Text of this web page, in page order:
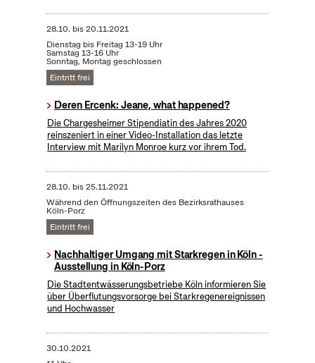
28.10. bis20.11.2021
Dienstag bis Freitag 13-19 Uhr
Samstag 13-16 Uhr
Sonntag, Montag geschlossen
Eintritt frei
Deren Ercenk: Jeane, what happened?
Die Chargesheimer Stipendiatin des Jahres 2020
reinszeniert in einer Video-Installation das letzte
Interview mit Marilyn Monroe kurz vor ihrem Tod.
28.10. bis25.11.2021
Während den Öffnungszeiten des Bezirksrathauses
Köln-Porz
Eintritt frei
Nachhaltiger Umgang mit Starkregen in Köln -
Ausstellung in Köln-Porz
Die Stadtentwässerungsbetriebe Köln informieren Sie
über Überflutungsvorsorge bei Starkregenereignissen
und Hochwasser
30.10.2021